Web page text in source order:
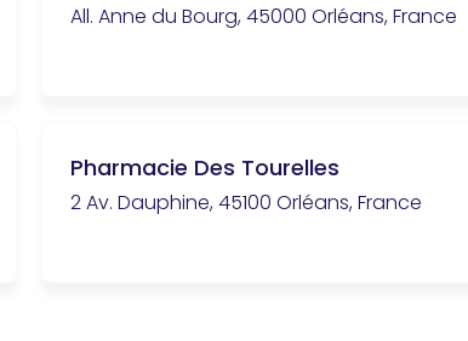
All. Anne du Bourg, 45000 Orléans, France
Pharmacie Des Tourelles
2 Av. Dauphine, 45100 Orléans, France